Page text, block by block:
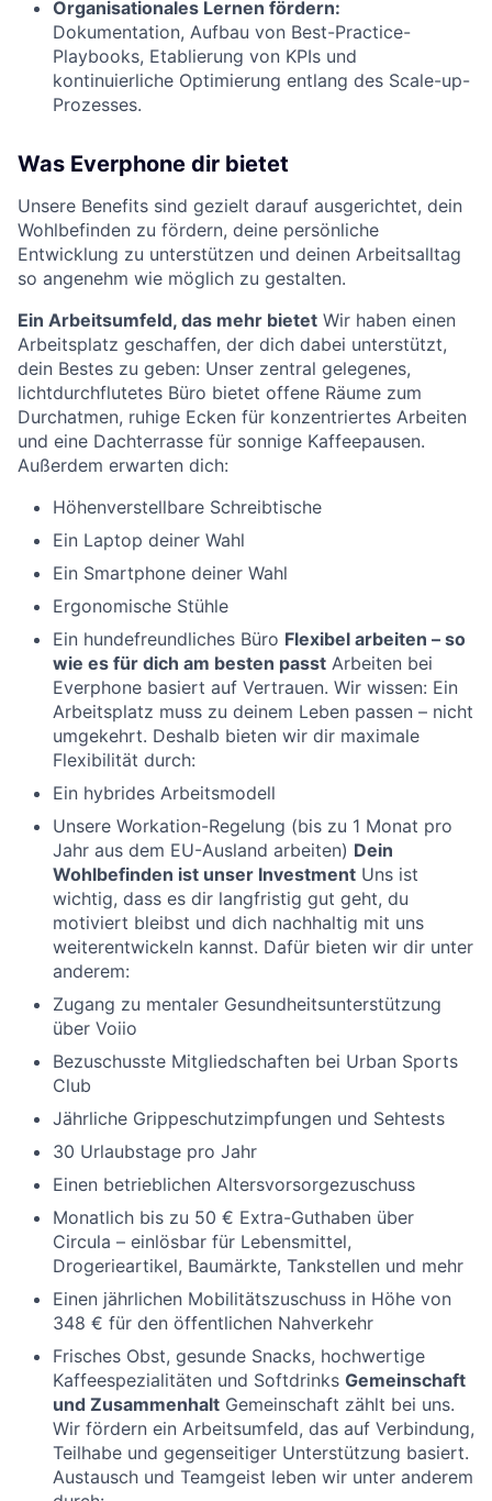
Organisationales Lernen fördern:
Dokumentation, Aufbau von Best-Practice-
Playbooks, Etablierung von KPIs und
kontinuierliche Optimierung entlang des Scale-up-
Prozesses.
Was Everphone dir bietet
Unsere Benefits sind gezielt darauf ausgerichtet, dein
Wohlbefinden zu fördern, deine persönliche
Entwicklung zu unterstützen und deinen Arbeitsalltag
so angenehm wie möglich zu gestalten.
Ein Arbeitsumfeld, das mehr bietet Wir haben einen
Arbeitsplatz geschaffen, der dich dabei unterstützt,
dein Bestes zu geben: Unser zentral gelegenes,
lichtdurchflutetes Büro bietet offene Räume zum
Durchatmen, ruhige Ecken für konzentriertes Arbeiten
und eine Dachterrasse für sonnige Kaffeepausen.
Außerdem erwarten dich:
Höhenverstellbare Schreibtische
Ein Laptop deiner Wahl
Ein Smartphone deiner Wahl
Ergonomische Stühle
Ein hundefreundliches Büro Flexibel arbeiten – so
wie es für dich am besten passt Arbeiten bei
Everphone basiert auf Vertrauen. Wir wissen: Ein
Arbeitsplatz muss zu deinem Leben passen – nicht
umgekehrt. Deshalb bieten wir dir maximale
Flexibilität durch:
Ein hybrides Arbeitsmodell
Unsere Workation-Regelung (bis zu 1 Monat pro
Jahr aus dem EU-Ausland arbeiten) Dein
Wohlbefinden ist unser Investment Uns ist
wichtig, dass es dir langfristig gut geht, du
motiviert bleibst und dich nachhaltig mit uns
weiterentwickeln kannst. Dafür bieten wir dir unter
anderem:
Zugang zu mentaler Gesundheitsunterstützung
über Voiio
Bezuschusste Mitgliedschaften bei Urban Sports
Club
Jährliche Grippeschutzimpfungen und Sehtests
30 Urlaubstage pro Jahr
Einen betrieblichen Altersvorsorgezuschuss
Monatlich bis zu 50 € Extra-Guthaben über
Circula – einlösbar für Lebensmittel,
Drogerieartikel, Baumärkte, Tankstellen und mehr
Einen jährlichen Mobilitätszuschuss in Höhe von
348 € für den öffentlichen Nahverkehr
Frisches Obst, gesunde Snacks, hochwertige
Kaffeespezialitäten und Softdrinks Gemeinschaft
und Zusammenhalt Gemeinschaft zählt bei uns.
Wir fördern ein Arbeitsumfeld, das auf Verbindung,
Teilhabe und gegenseitiger Unterstützung basiert.
Austausch und Teamgeist leben wir unter anderem